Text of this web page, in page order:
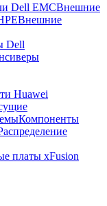
Dell EMCВнешние
Внешние
Dell
Huawei
Компоненты
платы xFusion